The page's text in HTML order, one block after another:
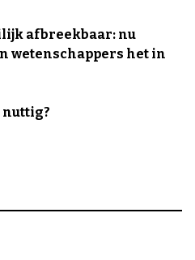
afbreekbaar: nu
wetenschappers het in
nuttig?